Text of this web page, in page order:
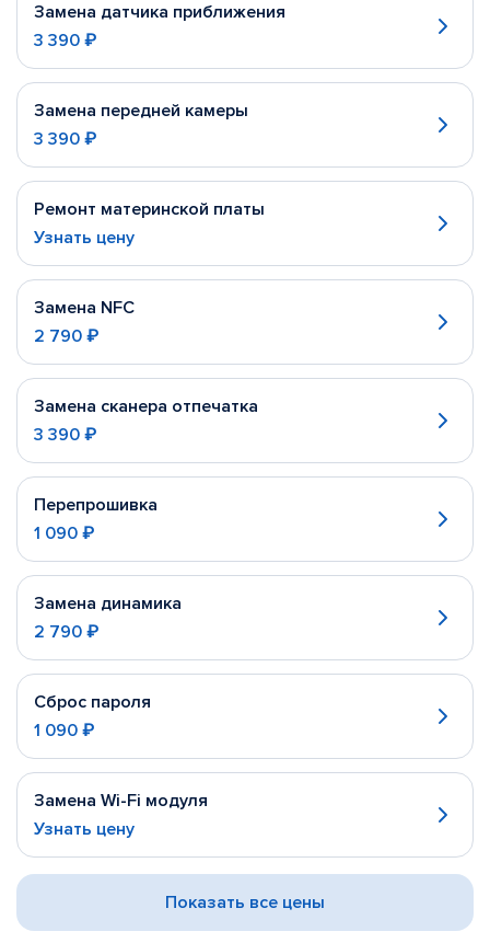
Замена датчика приближения
3 390 ₽
Замена передней камеры
3 390 ₽
Ремонт материнской платы
Узнать цену
Замена NFC
2 790 ₽
Замена сканера отпечатка
3 390 ₽
Перепрошивка
1 090 ₽
Замена динамика
2 790 ₽
Сброс пароля
1 090 ₽
Замена Wi-Fi модуля
Узнать цену
Показать все цены